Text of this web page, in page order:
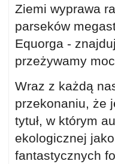
Ziemi wyprawa
parseków
Equorga -
przeżywamy
Wraz z każdą
przekonaniu, że
tytuł, w którym
ekologicznej
fantastycznych